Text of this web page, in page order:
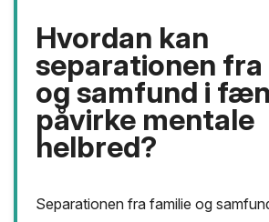
Hvordan kan
separationen
og samfund i
påvirke mentale
helbred?
Separationen fra familie og